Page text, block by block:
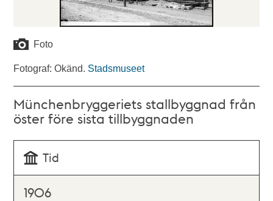
Foto
Fotograf: Okänd. Stadsmuseet
Münchenbryggeriets stallbyggnad från
öster före sista tillbyggnaden
Tid
1906